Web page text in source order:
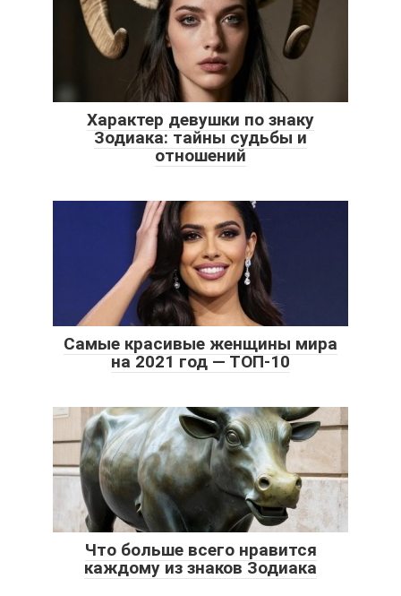
Характер девушки по знаку
Зодиака: тайны судьбы и
отношений
Самые красивые женщины мира
на 2021 год — ТОП-10
Что больше всего нравится
каждому из знаков Зодиака